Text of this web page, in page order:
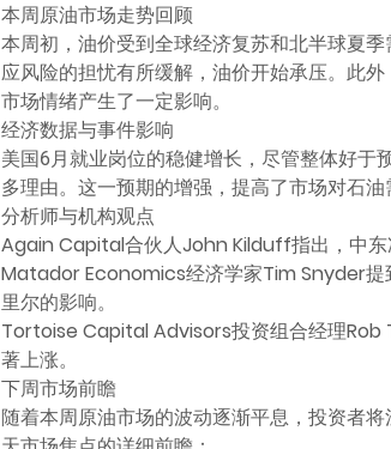
本周原油市场走势回顾
本周初，油价受到全球经济复苏和北半球夏
应风险的担忧有所缓解，油价开始承压。此
市场情绪产生了一定影响。
经济数据与事件影响
美国6月就业岗位的稳健增长，尽管整体好于
多理由。这一预期的增强，提高了市场对石油
分析师与机构观点
Again Capital合伙人John Kilduff指出，中东
Matador Economics经济学家Tim Snyder提
里尔的影响。
Tortoise Capital Advisors投资组合经理Rob
著上涨。
下周市场前瞻
随着本周原油市场的波动逐渐平息，投资者